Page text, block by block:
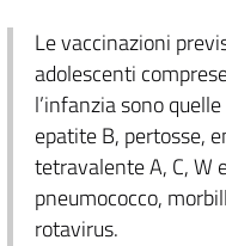
Le vaccinazioni
adolescenti
l’infanzia sono
epatite B, pertosse,
tetravalente A, C, W
pneumococco,
rotavirus.